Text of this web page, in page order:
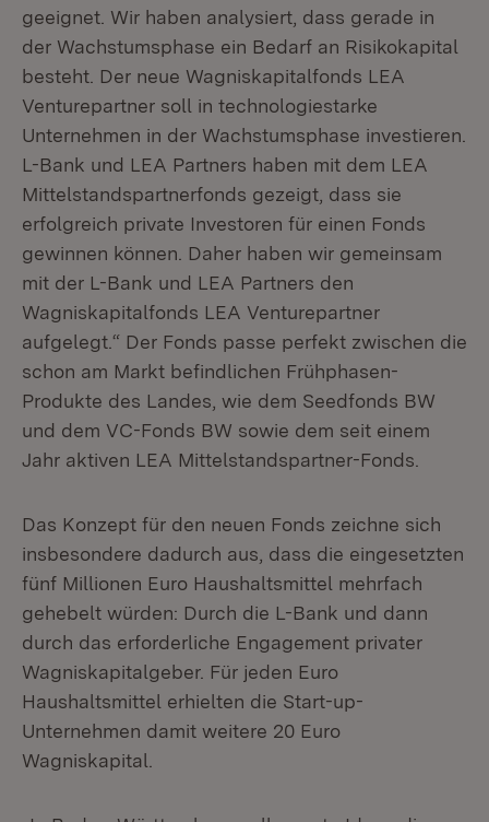
geeignet. Wir haben analysiert, dass gerade in
der Wachstumsphase ein Bedarf an Risikokapital
besteht. Der neue Wagniskapitalfonds LEA
Venturepartner soll in technologiestarke
Unternehmen in der Wachstumsphase investieren.
L-Bank und LEA Partners haben mit dem LEA
Mittelstandspartnerfonds gezeigt, dass sie
erfolgreich private Investoren für einen Fonds
gewinnen können. Daher haben wir gemeinsam
mit der L-Bank und LEA Partners den
Wagniskapitalfonds LEA Venturepartner
aufgelegt.“ Der Fonds passe perfekt zwischen die
schon am Markt befindlichen Frühphasen-
Produkte des Landes, wie dem Seedfonds BW
und dem VC-Fonds BW sowie dem seit einem
Jahr aktiven LEA Mittelstandspartner-Fonds.
Das Konzept für den neuen Fonds zeichne sich
insbesondere dadurch aus, dass die eingesetzten
fünf Millionen Euro Haushaltsmittel mehrfach
gehebelt würden: Durch die L-Bank und dann
durch das erforderliche Engagement privater
Wagniskapitalgeber. Für jeden Euro
Haushaltsmittel erhielten die Start-up-
Unternehmen damit weitere 20 Euro
Wagniskapital.